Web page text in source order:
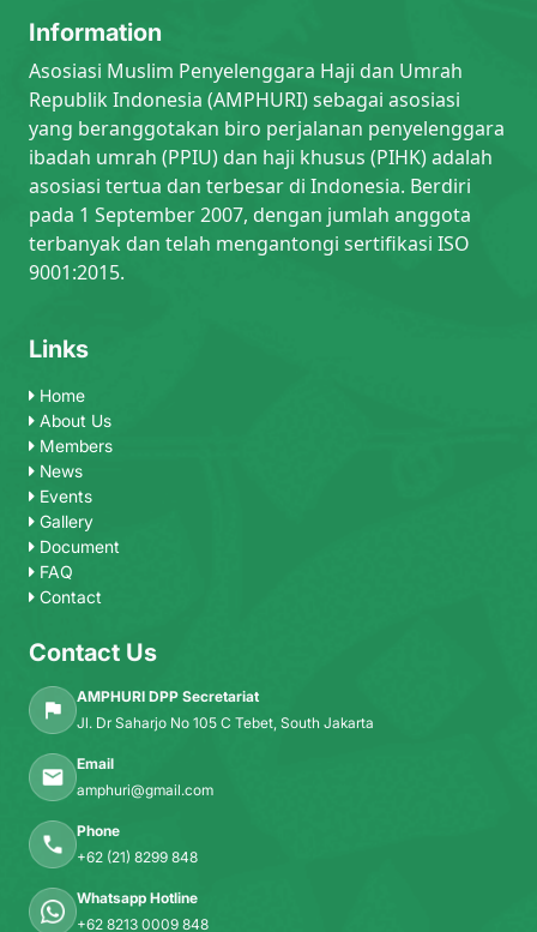
Information
Asosiasi Muslim Penyelenggara Haji dan Umrah
Republik Indonesia (AMPHURI) sebagai asosiasi
yang beranggotakan biro perjalanan penyelenggara
ibadah umrah (PPIU) dan haji khusus (PIHK) adalah
asosiasi tertua dan terbesar di Indonesia. Berdiri
pada 1 September 2007, dengan jumlah anggota
terbanyak dan telah mengantongi sertifikasi ISO
9001:2015.
Links
Home
About Us
Members
News
Events
Gallery
Document
FAQ
Contact
Contact Us
AMPHURI DPP Secretariat
Jl. Dr Saharjo No 105 C Tebet, South Jakarta
Email
amphuri@gmail.com
Phone
+62 (21) 8299 848
Whatsapp Hotline
+62 8213 0009 848